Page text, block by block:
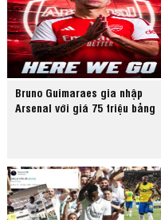
Bruno Guimaraes gia nhập
Arsenal với giá 75 triệu bảng